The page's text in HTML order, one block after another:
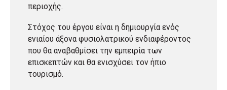
περιοχής.
Στόχος του έργου είναι η δημιουργία ενός
ενιαίου άξονα φυσιολατρικού ενδιαφέροντος
που θα αναβαθμίσει την εμπειρία των
επισκεπτών και θα ενισχύσει τον ήπιο
τουρισμό.